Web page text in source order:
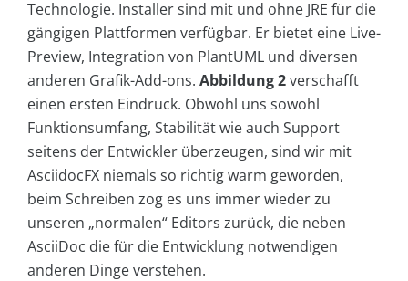
Technologie. Installer sind mit und ohne JRE für die
gängigen Plattformen verfügbar. Er bietet eine Live-
Preview, Integration von PlantUML und diversen
anderen Grafik-Add-ons. Abbildung 2verschafft
einen ersten Eindruck. Obwohl uns sowohl
Funktionsumfang, Stabilität wie auch Support
seitens der Entwickler überzeugen, sind wir mit
AsciidocFX niemals so richtig warm geworden,
beim Schreiben zog es uns immer wieder zu
unseren „normalen“ Editors zurück, die neben
AsciiDoc die für die Entwicklung notwendigen
anderen Dinge verstehen.